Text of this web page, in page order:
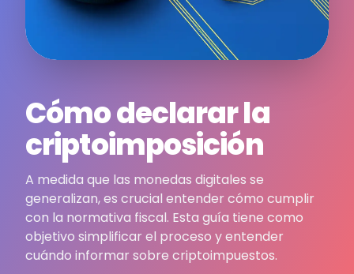
Cómo declarar la
criptoimposición
A medida que las monedas digitales se
generalizan, es crucial entender cómo cumplir
con la normativa fiscal. Esta guía tiene como
objetivo simplificar el proceso y entender
cuándo informar sobre criptoimpuestos.